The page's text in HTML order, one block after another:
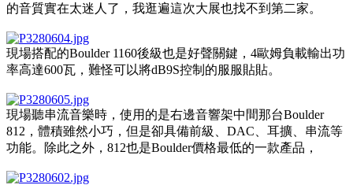
的音質實在太迷人了，我逛遍這次大展也找不到第二家。
現場搭配的Boulder 1160後級也是好聲關鍵，4歐姆負載輸出功
率高達600瓦，難怪可以將dB9S控制的服服貼貼。
現場聽串流音樂時，使用的是右邊音響架中間那台Boulder
812，體積雖然小巧，但是卻具備前級、DAC、耳擴、串流等
功能。除此之外，812也是Boulder價格最低的一款產品，